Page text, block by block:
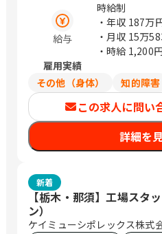
給与
時給制
・年収 187万
・月収 15万
・時給 1,200
×52週で計算
・月給は年収
ます
雇用実績
その他（身体）
知的障害
この求人に問い
詳細を
新着
【栃木・那須】工場スタ
ン）
ケイミューシポレックス株式